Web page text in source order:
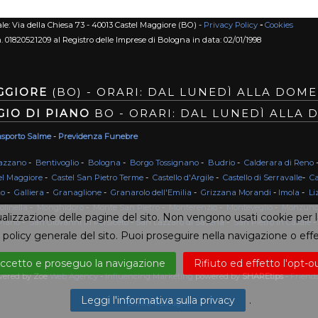
Via della Chiesa 73 - 40013 Castel Maggiore (BO) - Privacy Policy- Cookies
01820521209 al Registro delle Imprese di Bologna in data: 02/01/1998
(BO) - ORARI: DAL LUNEDÌ ALLA
DI PIANO BO - ORARI: DAL LUNEDÌ ALLA
Salme- Previdenza Funebre
- Bentivoglio- Bologna - Borgo Tossignano- Budrio- Calderara di Reno-
Maggiore- Castel San Pietro Terme- Castello d'Argile- Castello di Serravalle-
- Galliera - Granaglione- Granarolo dell'Emilia - Grizzana Morandi - Imola -
-Monghidoro-Monte San Pietro-Monterenzio-Monteveglio-Monzuno
-San Giovanni in Persiceto-San Lazzaro di Savena- San Pietro in Casale
by ZoeWeb Agency-Influencing Marketingpowered bySHAREtips-
Emilia Romagna
delle pagine del sito. Non vengono usati cookie
generale del sito. Puoi proseguire nella navigazione o
e proseguo la navigazione Rifiuto ed effetto l'opt-
Leggi l'informativa sulla privacy .